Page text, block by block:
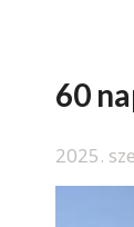
60
2025.